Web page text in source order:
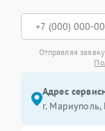
Отправляя
Адрес
г.